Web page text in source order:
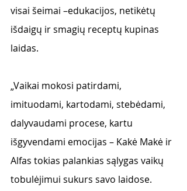
visai šeimai –edukacijos, netikėtų
išdaigų ir smagių receptų kupinas
laidas.
„Vaikai mokosi patirdami,
imituodami, kartodami, stebėdami,
dalyvaudami procese, kartu
išgyvendami emocijas – Kakė Makė ir
Alfas tokias palankias sąlygas vaikų
tobulėjimui sukurs savo laidose.